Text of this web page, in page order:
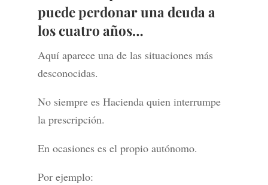
puede perdonar una deuda a
los cuatro años…
Aquí aparece una de las situaciones más
desconocidas.
No siempre es Hacienda quien interrumpe
la prescripción.
En ocasiones es el propio autónomo.
Por ejemplo: